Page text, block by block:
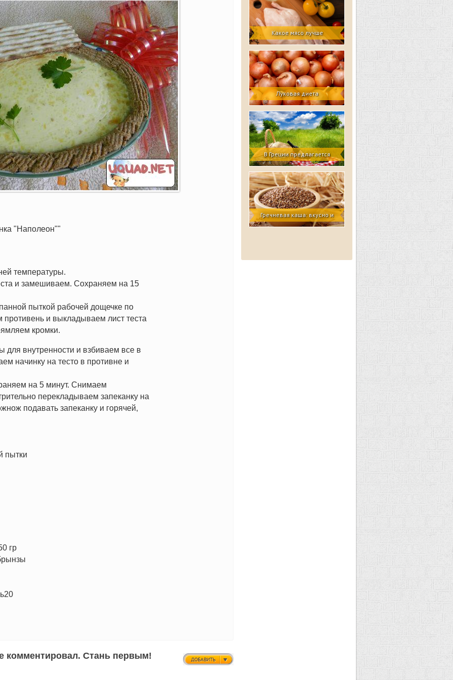
Какое мясо лучше
Луковая диета
В Греции предлагается
носить с собой еду на пикник
в съедобных контейнерах
Гречневая каша: вкусно и
некалорийно
"Наполеон""
температуры.
и замешиваем. Сохраняем на 15
пыткой рабочей дощечке по
и выкладываем лист теста
кромки.
для внутренности и взбиваем все в
начинку на тесто в противне и
на 5 минут. Снимаем
перекладываем запеканку на
подавать запеканку и горячей,
пытки
гр
комментировал. Стань первым!